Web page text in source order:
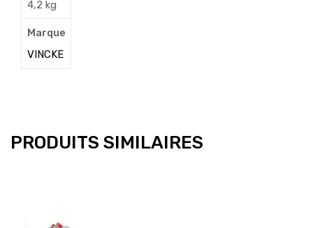
4,2 kg
Marque
VINCKE
PRODUITS SIMILAIRES